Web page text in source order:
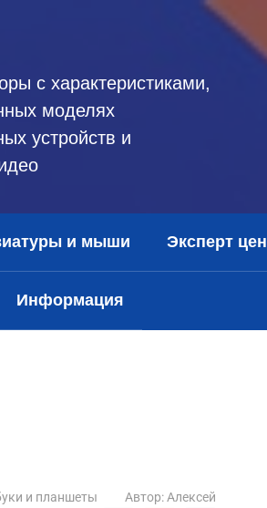
с характеристиками,
моделях
устройств и
и мыши Эксперт цен
Информация
и планшеты Автор: Алексей